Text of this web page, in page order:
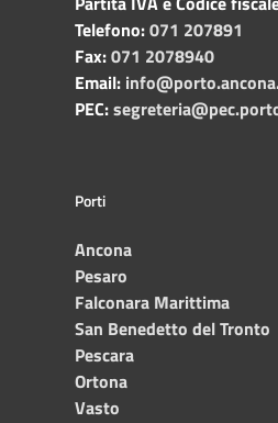
Telefono:071 207891
Fax:071 2078940
Email:
PEC:
Porti
Ancona
Pesaro
Falconara Marittima
San Benedetto del Tronto
Pescara
Ortona
Vasto